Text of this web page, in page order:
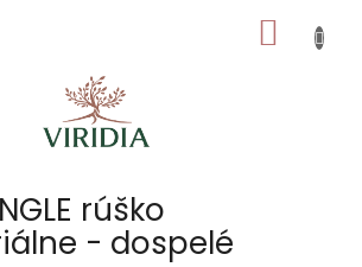
KOŠÍK
rúško
- dospelé